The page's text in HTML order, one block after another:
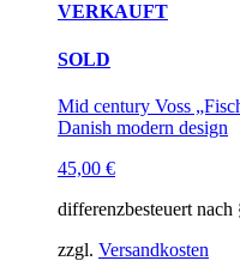
VERKAUFT
SOLD
Mid century Voss
Danish modern design
45,00 €
differenzbesteuert nach
zzgl. Versandkosten